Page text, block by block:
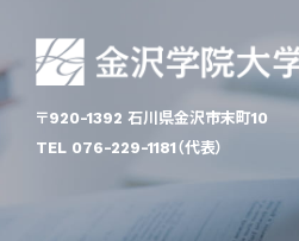
〒920-1392 石川県金沢市末町10
TEL 076-229-1181（代表）